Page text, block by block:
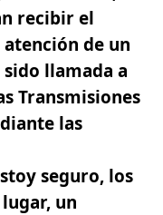
recibir el
atención de un
llamada a
Transmisiones
las
seguro, los
un